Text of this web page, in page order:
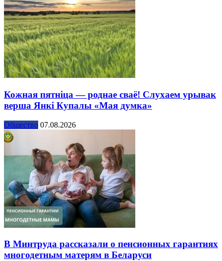
Кожная пятніца — роднае сваё! Слухаем урывак
верша Янкі Купалы «Мая думка»
Общество 07.08.2026
В Минтруда рассказали о пенсионных гарантиях
многодетным матерям в Беларуси